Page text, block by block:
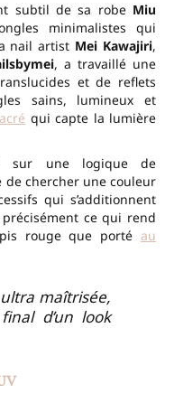
subtil de sa robe Miu
minimalistes qui
nail artist Mei Kawajiri,
, a travaillé une
et de reflets
sains, lumineux et
qui capte la lumière
sur une logique de
chercher une couleur
qui s’additionnent
ce qui rend
rouge que porté au
maîtrisée,
d’un look